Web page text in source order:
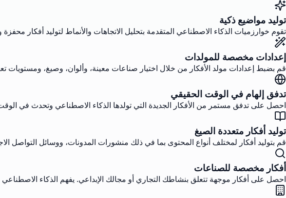
توليد مواضيع ذكية
تقوم خوارزميات الذكاء الاصطناعي المتقدمة بتحليل الاتجاهات والأنماط لتوليد أفكار
إعدادات مخصصة للمولدات
قم بضبط إعدادات مولد الأفكار من خلال اختيار صناعات معينة، وألوان، وصيغ، ومستويات
تدفق إلهام في الوقت الحقيقي
احصل على تدفق مستمر من الأفكار الجديدة التي تولدها الذكاء الاصطناعي وتحدث في الوقت
توليد أفكار متعددة الصيغ
قم بتوليد أفكار لمختلف أنواع المحتوى بما في ذلك منشورات المدونات، ووسائل التواصل
أفكار مخصصة للصناعات
احصل على أفكار موجهة تتعلق بنشاطك التجاري أو مجالك الإبداعي. يفهم الذكاء